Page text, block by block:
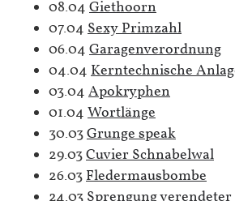
08.04 Giethoorn
07.04 Sexy Primzahl
06.04 Garagenverordnung
04.04 Kerntechnische
03.04 Apokryphen
01.04 Wortlänge
30.03Grunge speak
29.03Cuvier Schnabelwal
26.03Fledermausbombe